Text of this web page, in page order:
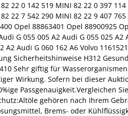
22 0 142 519 MINI 82 22 0 397
22 7 542 290 MINI 82 22 9 407
Opel 88863401 Opel 88900925
G 055 005 A2 Audi G 055 025 A2
Audi G 060 162 A6 Volvo
Sicherheitshinweise H312
Sehr giftig für
Wirkung. Sofern bei dieser
Passgenauigkeit.Vergleichen
gehören nach Ihrem
Brems- oder